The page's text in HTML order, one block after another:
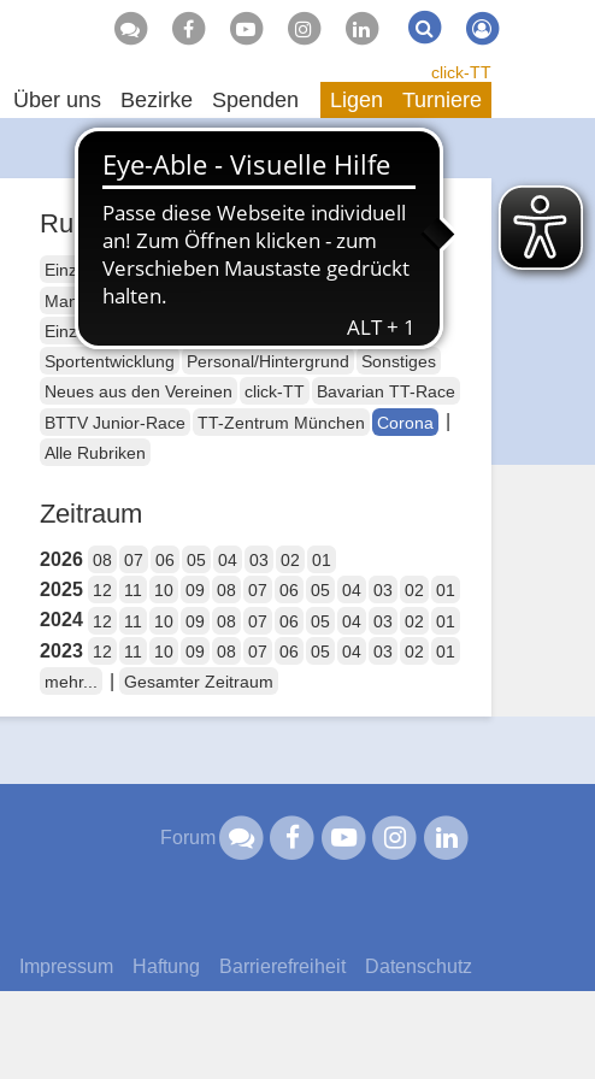
Suche Suchen
Über uns Bezirke Spenden
click-TT
Ligen Turniere
Rubriken
Einzelsport Erwachsene
Mannschaftssport Erwachsene
Einzelsport Jugend
Mannschaftssport Jugend
Sportentwicklung
Personal/Hintergrund
Sonstiges
Neues aus den Vereinen
click-TT
Bavarian TT-Race
BTTV Junior-Race
TT-Zentrum München Corona
Alle Rubriken
Zeitraum
2026 08 07 06 05 04 03 02 01
2025 12 11 10 09 08 07 06 05 04 03 02 01
2024 12 11 10 09 08 07 06 05 04 03 02 01
2023 12 11 10 09 08 07 06 05 04 03 02
01
mehr...
Gesamter Zeitraum
Forum
Impressum Haftung Barrierefreiheit Datenschutz